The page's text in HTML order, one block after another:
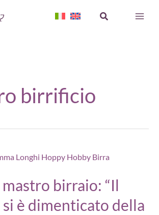
Cerca
birrificio
birraio: “Il
è dimenticato della